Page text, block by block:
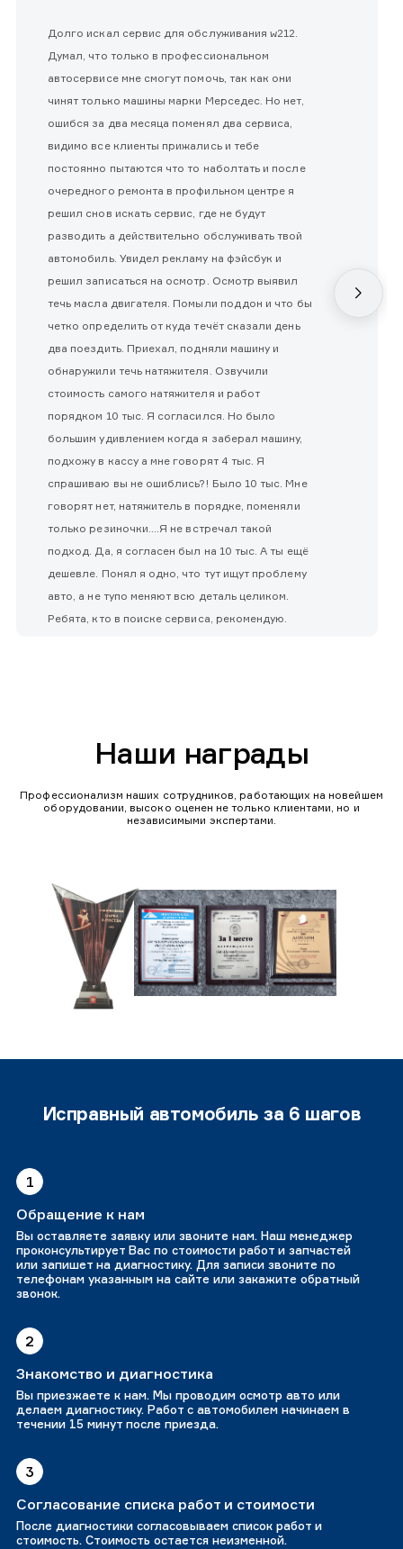
Долго искал сервис для обслуживания w212.
Думал, что только в профессиональном
автосервисе мне смогут помочь, так как они
чинят только машины марки Мерседес. Но нет,
ошибся за два месяца поменял два сервиса,
видимо все клиенты прижались и тебе
постоянно пытаются что то наболтать и после
очередного ремонта в профильном центре я
решил снов искать сервис, где не будут
разводить а действительно обслуживать твой
автомобиль. Увидел рекламу на фэйсбук и
решил записаться на осмотр. Осмотр выявил
течь масла двигателя. Помыли поддон и что бы
четко определить от куда течёт сказали день
два поездить. Приехал, подняли машину и
обнаружили течь натяжителя. Озвучили
стоимость самого натяжителя и работ
порядком 10 тыс. Я согласился. Но было
большим удивлением когда я заберал машину,
подхожу в кассу а мне говорят 4 тыс. Я
спрашиваю вы не ошиблись?! Было 10 тыс. Мне
говорят нет, натяжитель в порядке, поменяли
только резиночки....Я не встречал такой
подход. Да, я согласен был на 10 тыс. А ты ещё
дешевле. Понял я одно, что тут ищут проблему
авто, а не тупо меняют всю деталь целиком.
Ребята, кто в поиске сервиса, рекомендую.
Наши награды
Профессионализм наших сотрудников, работающих на новейшем
оборудовании, высоко оценен не только клиентами, но и
независимыми экспертами.
Исправный автомобиль за 6 шагов
1
Обращение к нам
Вы оставляете заявку или звоните нам. Наш менеджер
проконсультирует Вас по стоимости работ и запчастей
или запишет на диагностику. Для записи звоните по
телефонам указанным на сайте или закажите обратный
звонок.
2
Знакомство и диагностика
Вы приезжаете к нам. Мы проводим осмотр авто или
делаем диагностику. Работ с автомобилем начинаем в
течении 15 минут после приезда.
3
Согласование списка работ и стоимости
После диагностики согласовываем список работ и
стоимость. Стоимость остается неизменной.